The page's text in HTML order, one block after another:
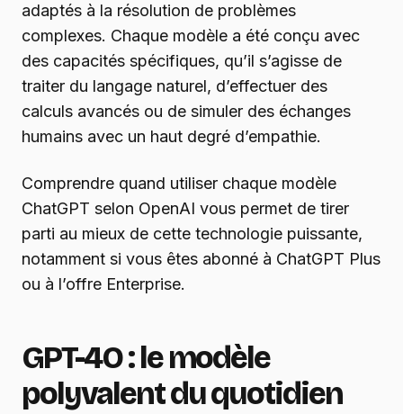
adaptés à la résolution de problèmes
complexes. Chaque modèle a été conçu avec
des capacités spécifiques, qu’il s’agisse de
traiter du langage naturel, d’effectuer des
calculs avancés ou de simuler des échanges
humains avec un haut degré d’empathie.
Comprendre quand utiliser chaque modèle
ChatGPT selon OpenAI vous permet de tirer
parti au mieux de cette technologie puissante,
notamment si vous êtes abonné à ChatGPT Plus
ou à l’offre Enterprise.
GPT-4O : le modèle
polyvalent du quotidien